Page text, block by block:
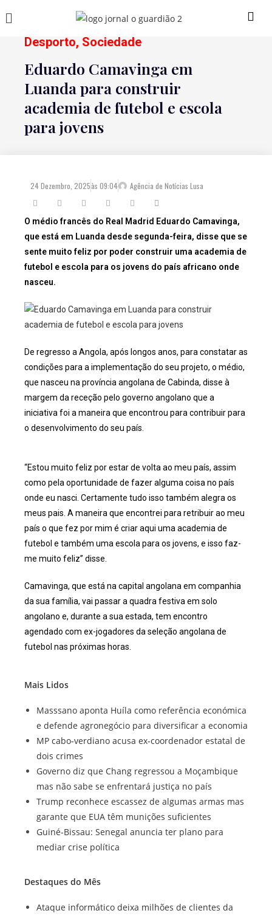
Desporto, Sociedade
Eduardo Camavinga em
Luanda para construir
academia de futebol e escola
para jovens
24 Dezembro, 2025às 09:04 Agência de Notícias Lusa
O médio francês do Real Madrid Eduardo Camavinga,
que está em Luanda desde segunda-feira, disse que se
sente muito feliz por poder construir uma academia de
futebol e escola para os jovens do país africano onde
nasceu.
De regresso a Angola, após longos anos, para constatar as
condições para a implementação do seu projeto, o médio,
que nasceu na província angolana de Cabinda, disse à
margem da receção pelo governo angolano que a
iniciativa foi a maneira que encontrou para contribuir para
o desenvolvimento do seu país.
“Estou muito feliz por estar de volta ao meu país, assim
como pela oportunidade de fazer alguma coisa no país
onde eu nasci. Certamente tudo isso também alegra os
meus pais. A maneira que encontrei para retribuir ao meu
país o que fez por mim é criar aqui uma academia de
futebol e também uma escola para os jovens, e isso faz-
me muito feliz” disse.
Camavinga, que está na capital angolana em companhia
da sua família, vai passar a quadra festiva em solo
angolano e, durante a sua estada, tem encontro
agendado com ex-jogadores da seleção angolana de
futebol nas próximas horas.
Mais Lidos
Masssano aponta Huíla como referência económica
e defende agronegócio para diversificar a economia
MP cabo-verdiano acusa ex-coordenador estatal de
dois crimes
Governo diz que Chang regressou a Moçambique
mas não sabe se enfrentará justiça no país
Trump reconhece escassez de algumas armas mas
garante que EUA têm munições suficientes
Guiné-Bissau: Senegal anuncia ter plano para
mediar crise política
Destaques do Mês
Ataque informático deixa milhões de clientes da